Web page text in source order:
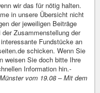
wir das für nötig halten.
in unsere Übersicht nicht
der jeweiligen Beiträge
Zusammenstellung der
Fundstücke an
schicken. Wenn Sie
weisen Sie doch bitte Ihre
Information hin.-
vom 19.08 – Mit dem